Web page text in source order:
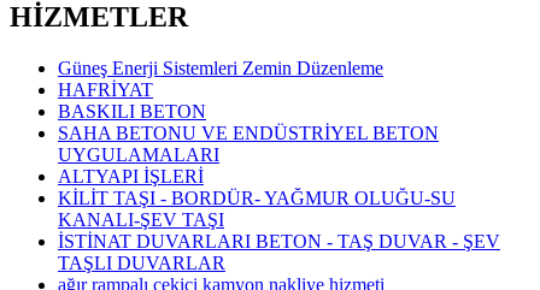
HİZMETLER
Güneş Enerji Sistemleri Zemin Düzenleme
HAFRİYAT
BASKILI BETON
SAHA BETONU VE ENDÜSTRİYEL BETON
UYGULAMALARI
ALTYAPI İŞLERİ
KİLİT TAŞI - BORDÜR- YAĞMUR OLUĞU-SU
KANALI-ŞEV TAŞI
İSTİNAT DUVARLARI BETON - TAŞ DUVAR - ŞEV
TAŞLI DUVARLAR
ağır rampalı çekici kamyon nakliye hizmeti